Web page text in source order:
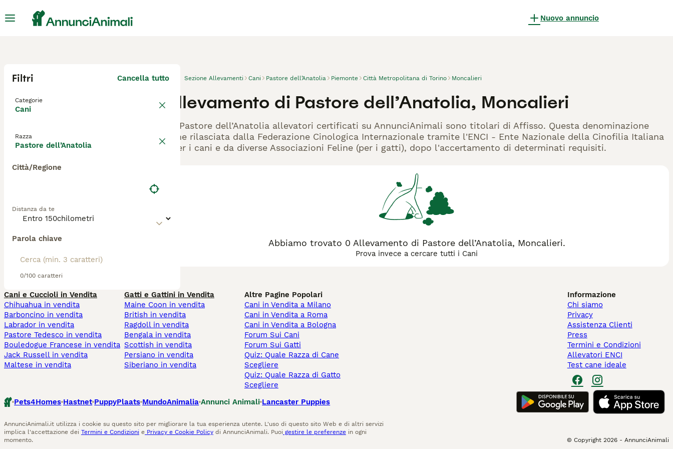
Nuovo annuncio
Filtri Cancella tutto
Categorie
Cani
Razza
Pastore dell’Anatolia
Città/Regione
Distanza da te
Parola chiave
0/100 caratteri
Sezione Allevamenti Cani Pastore dell’Anatolia Piemonte Città Metropolitana di Torino Moncalieri
Allevamento di Pastore dell’Anatolia, Moncalieri
Gli Pastore dell’Anatolia allevatori certificati su AnnunciAnimali sono titolari di Affisso. Questa denominazione
viene rilasciata dalla Federazione Cinologica Internazionale tramite l'ENCI - Ente Nazionale della Cinofilia Italiana
- per i cani e da diverse Associazioni Feline (per i gatti), dopo l'accertamento di determinati requisiti.
Abbiamo trovato 0 Allevamento di Pastore dell’Anatolia, Moncalieri.
Prova invece a cercare tutti i Cani
Cani e Cuccioli in Vendita
Chihuahua in vendita
Barboncino in vendita
Labrador in vendita
Pastore Tedesco in vendita
Bouledogue Francese in vendita
Jack Russell in vendita
Maltese in vendita
Gatti e Gattini in Vendita
Maine Coon in vendita
British in vendita
Ragdoll in vendita
Bengala in vendita
Scottish in vendita
Persiano in vendita
Siberiano in vendita
Altre Pagine Popolari
Cani in Vendita a Milano
Cani in Vendita a Roma
Cani in Vendita a Bologna
Forum Sui Cani
Forum Sui Gatti
Quiz: Quale Razza di Cane
Scegliere
Quiz: Quale Razza di Gatto
Scegliere
Informazione
Chi siamo
Privacy
Assistenza Clienti
Press
Termini e Condizioni
Allevatori ENCI
Test cane ideale
Pets4Homes Hastnet PuppyPlaats MundoAnimalia Annunci Animali Lancaster Puppies
AnnunciAnimali.it utilizza i cookie su questo sito per migliorare la tua esperienza utente. L'uso di questo sito Web e di altri servizi
implica l'accettazione dei Termini e Condizioni e Privacy e Cookie Policy di AnnunciAnimali. Puoi gestire le preferenze in ogni
momento.
© Copyright 2026 - AnnunciAnimali